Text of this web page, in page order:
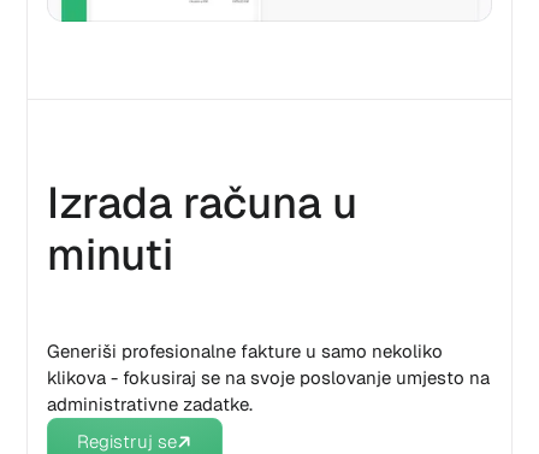
Izrada računa u
minuti
Generiši profesionalne fakture u samo nekoliko
klikova - fokusiraj se na svoje poslovanje umjesto na
administrativne zadatke.
Registruj se